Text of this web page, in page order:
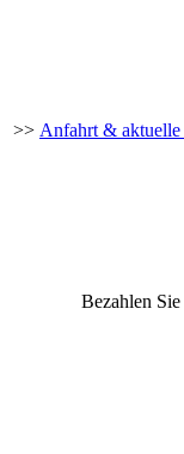
>> Anfahrt & aktuelle
Bezahlen